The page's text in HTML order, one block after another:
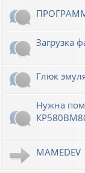
Загрузка
Глюк
Нужна
MAMEDEV